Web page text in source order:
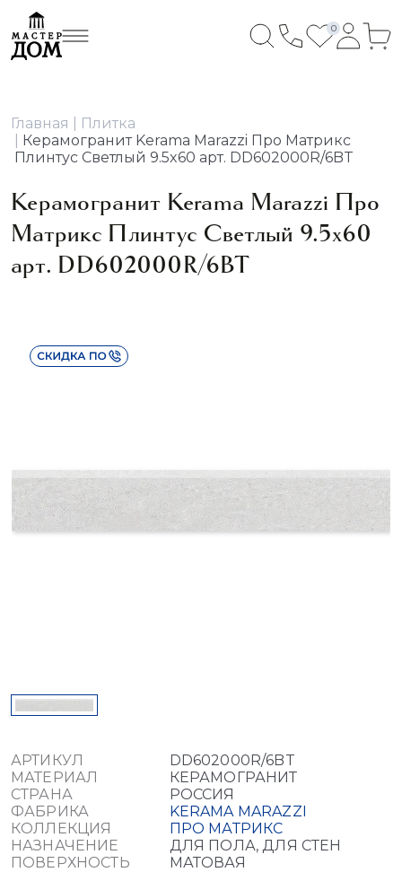
0
Главная
Плитка
Керамогранит Kerama Marazzi Про Матрикс
Плинтус Светлый 9.5x60 арт. DD602000R/6BT
Керамогранит Kerama Marazzi Про
Матрикс Плинтус Светлый 9.5x60
арт. DD602000R/6BT
АРТИКУЛ
DD602000R/6BT
МАТЕРИАЛ
КЕРАМОГРАНИТ
СТРАНА
РОССИЯ
ФАБРИКА
KERAMA MARAZZI
КОЛЛЕКЦИЯ
ПРО МАТРИКС
НАЗНАЧЕНИЕ
ДЛЯ ПОЛА, ДЛЯ СТЕН
ПОВЕРХНОСТЬ
МАТОВАЯ